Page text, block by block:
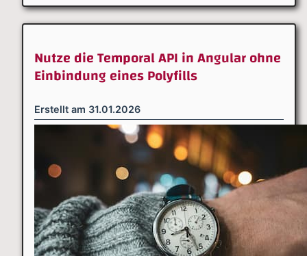
Nutze die Temporal API in Angular ohne
Einbindung eines Polyfills
Erstellt am 31.01.2026